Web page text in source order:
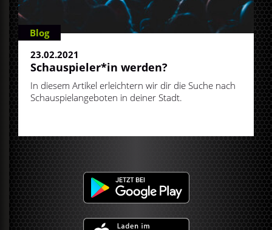
Blog
23.02.2021
Schauspieler*in werden?
In diesem Artikel erleichtern wir dir die Suche nach
Schauspielangeboten in deiner Stadt.